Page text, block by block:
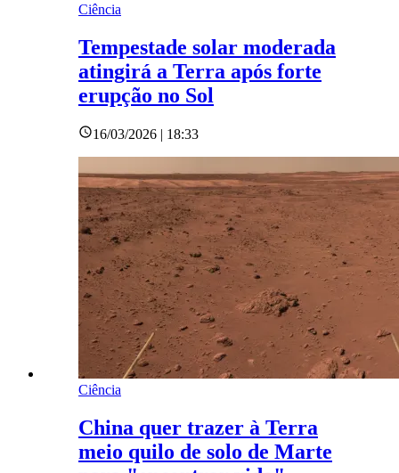
Ciência
Tempestade solar moderada
atingirá a Terra após forte
erupção no Sol
16/03/2026 | 18:33
Ciência
China quer trazer à Terra
meio quilo de solo de Marte